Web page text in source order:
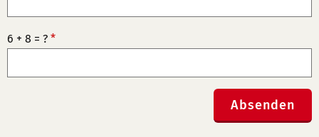
6 + 8 = ? *
Absenden